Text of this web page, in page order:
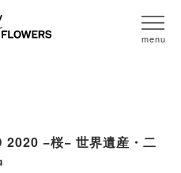
menu
2020 −桜− 世界遺産・二